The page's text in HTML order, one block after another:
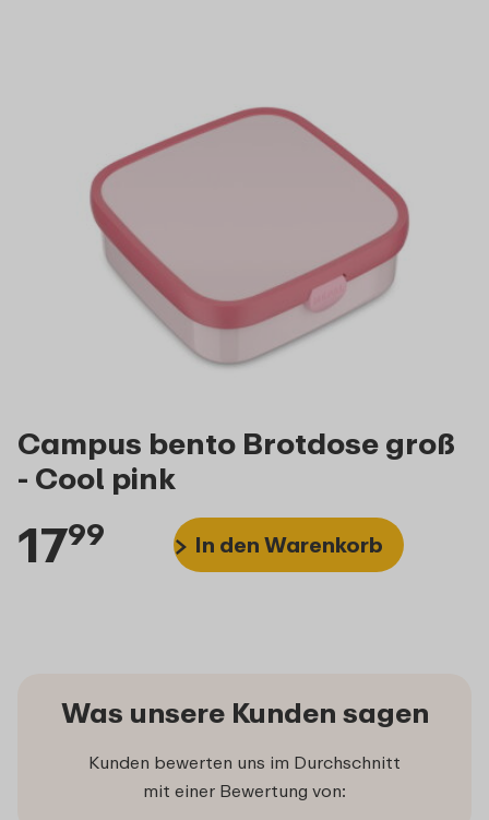
Campus bento Brotdose groß
- Cool pink
1799 In den Warenkorb
Was unsere Kunden sagen
Kunden bewerten uns im Durchschnitt
mit einer Bewertung von: